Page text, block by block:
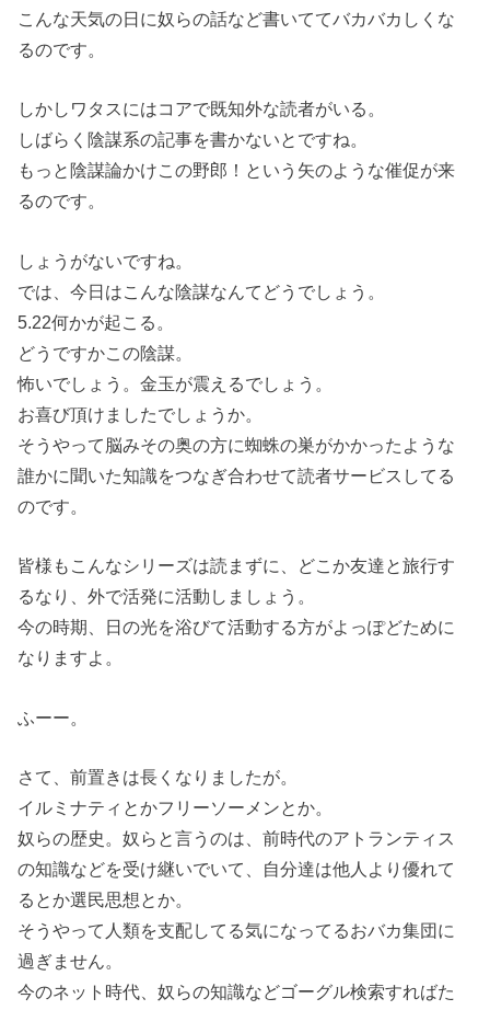
こんな天気の日に奴らの話など書いててバカバカしくな
るのです。
しかしワタスにはコアで既知外な読者がいる。
しばらく陰謀系の記事を書かないとですね。
もっと陰謀論かけこの野郎！という矢のような催促が来
るのです。
しょうがないですね。
では、今日はこんな陰謀なんてどうでしょう。
5.22何かが起こる。
どうですかこの陰謀。
怖いでしょう。金玉が震えるでしょう。
お喜び頂けましたでしょうか。
そうやって脳みその奥の方に蜘蛛の巣がかかったような
誰かに聞いた知識をつなぎ合わせて読者サービスしてる
のです。
皆様もこんなシリーズは読まずに、どこか友達と旅行す
るなり、外で活発に活動しましょう。
今の時期、日の光を浴びて活動する方がよっぽどために
なりますよ。
ふーー。
さて、前置きは長くなりましたが。
イルミナティとかフリーソーメンとか。
奴らの歴史。奴らと言うのは、前時代のアトランティス
の知識などを受け継いでいて、自分達は他人より優れて
るとか選民思想とか。
そうやって人類を支配してる気になってるおバカ集団に
過ぎません。
今のネット時代、奴らの知識などゴーグル検索すればた